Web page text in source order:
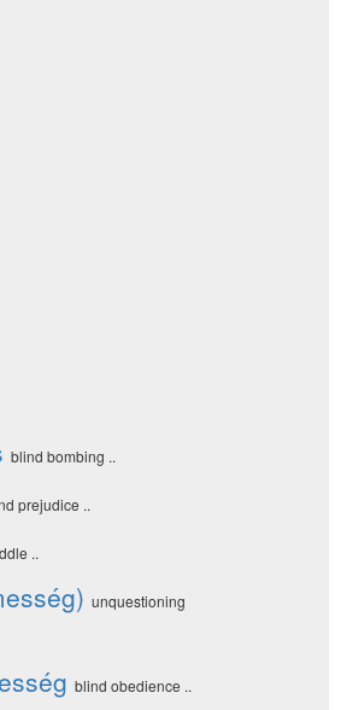
blind bombing ..
prejudice ..
..
unquestioning
blind obedience ..